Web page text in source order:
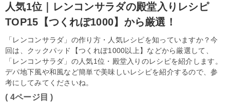
人気1位｜レンコンサラダの殿堂入りレシピ
TOP15【つくれぽ1000】から厳選！
「レンコンサラダ」の作り方・人気レシピを知っていますか？今
回は、クックパッド【つくれぽ1000以上】などから厳選して、
「レンコンサラダ」の人気1位・殿堂入りのレシピを紹介します。
デパ地下風や和風など簡単で美味しいレシピを紹介するので、参
考にしてみてくださいね。
( 4ページ目 )